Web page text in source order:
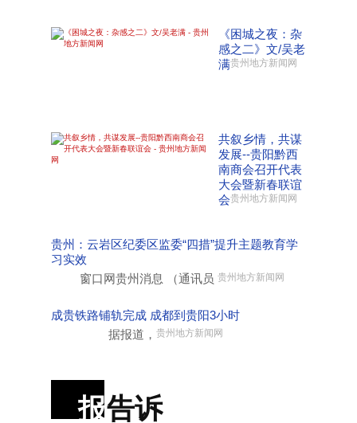
《困城之夜：杂
感之二》文/吴老
满贵州地方新闻网
共叙乡情，共谋
发展--贵阳黔西
南商会召开代表
大会暨新春联谊
会贵州地方新闻网
贵州：云岩区纪委区监委“四措”提升主题教育学
习实效
窗口网贵州消息 （通讯员 贵州地方新闻网
成贵铁路铺轨完成 成都到贵阳3小时
据报道， 贵州地方新闻网
报告诉